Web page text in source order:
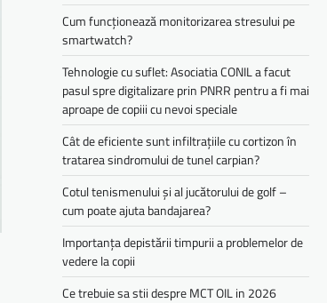
Cum funcționează monitorizarea stresului pe
smartwatch?
Tehnologie cu suflet: Asociatia CONIL a facut
pasul spre digitalizare prin PNRR pentru a fi mai
aproape de copiii cu nevoi speciale
Cât de eficiente sunt infiltrațiile cu cortizon în
tratarea sindromului de tunel carpian?
Cotul tenismenului și al jucătorului de golf –
cum poate ajuta bandajarea?
Importanța depistării timpurii a problemelor de
vedere la copii
Ce trebuie sa stii despre MCT OIL in 2026